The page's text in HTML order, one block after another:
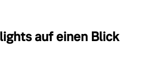
auf einen Blick